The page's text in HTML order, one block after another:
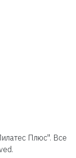
Плюс". Все